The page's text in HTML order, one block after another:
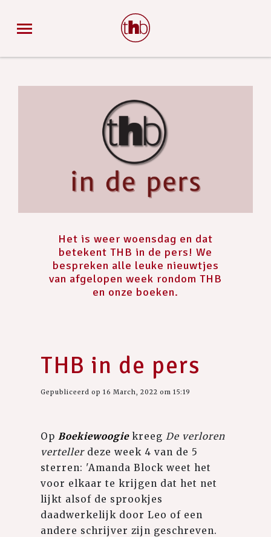
Het is weer woensdag en dat
betekent THB in de pers! We
bespreken alle leuke nieuwtjes
van afgelopen week rondom THB
en onze boeken.
THB in de pers
Gepubliceerd op 16 March, 2022 om 15:19
Op Boekiewoogie kreeg De verloren
verteller deze week 4 van de 5
sterren: 'Amanda Block weet het
voor elkaar te krijgen dat het net
lijkt alsof de sprookjes
daadwerkelijk door Leo of een
andere schrijver zijn geschreven.